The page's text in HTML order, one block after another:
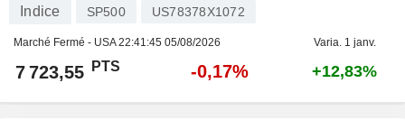
Indice SP500 US78378X1072
Marché Fermé - USA22:41:45 05/08/2026 Varia. 1 janv.
7 723,55 PTS -0,17% +12,83%